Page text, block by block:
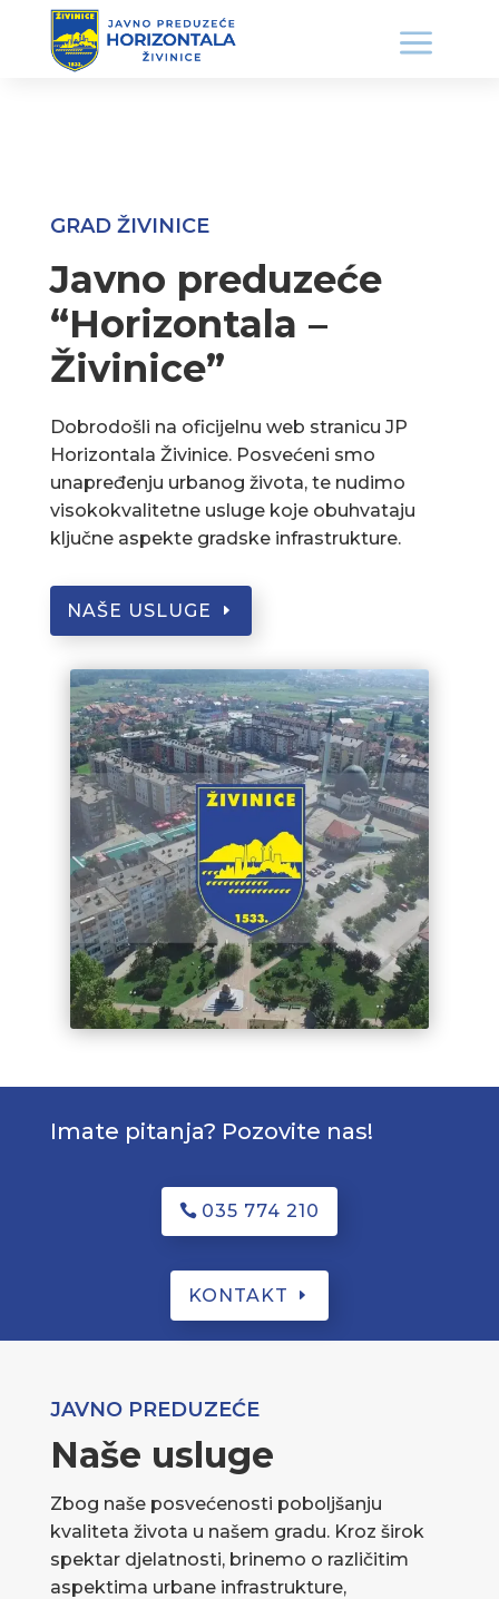
GRAD ŽIVINICE
Javno preduzeće
“Horizontala –
Živinice”
Dobrodošli na oficijelnu web stranicu JP
Horizontala Živinice. Posvećeni smo
unapređenju urbanog života, te nudimo
visokokvalitetne usluge koje obuhvataju
ključne aspekte gradske infrastrukture.
NAŠE USLUGE
Imate pitanja? Pozovite nas!
035 774 210
KONTAKT
JAVNO PREDUZEĆE
Naše usluge
Zbog naše posvećenosti poboljšanju
kvaliteta života u našem gradu. Kroz širok
spektar djelatnosti, brinemo o različitim
aspektima urbane infrastrukture,